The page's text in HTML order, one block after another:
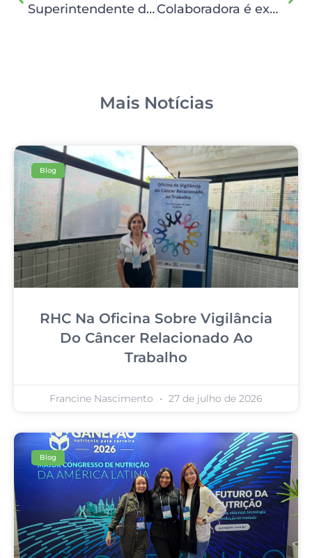
Superintendente do HCP participa do 7º Fórum de Acesso 2024 em São Paulo Colaboradora é exemplo de comprometimento com a segurança do paciente
Mais Notícias
Blog
RHC Na Oficina Sobre Vigilância
Do Câncer Relacionado Ao
Trabalho
Francine Nascimento 27 de julho de 2026
Blog